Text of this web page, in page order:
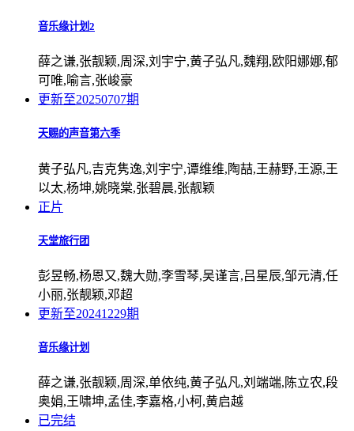
音乐缘计划2
薛之谦,张靓颖,周深,刘宇宁,黄子弘凡,魏翔,欧阳娜娜,郁
可唯,喻言,张峻豪
更新至20250707期
天赐的声音第六季
黄子弘凡,吉克隽逸,刘宇宁,谭维维,陶喆,王赫野,王源,王
以太,杨坤,姚晓棠,张碧晨,张靓颖
正片
天堂旅行团
彭昱畅,杨恩又,魏大勋,李雪琴,吴谨言,吕星辰,邹元清,任
小丽,张靓颖,邓超
更新至20241229期
音乐缘计划
薛之谦,张靓颖,周深,单依纯,黄子弘凡,刘端端,陈立农,段
奥娟,王啸坤,孟佳,李嘉格,小柯,黄启越
已完结